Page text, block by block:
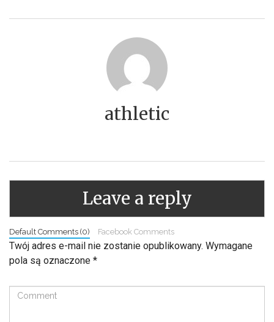
athletic
Leave a reply
Default Comments (0) Facebook Comments
Twój adres e-mail nie zostanie opublikowany. Wymagane
pola są oznaczone *